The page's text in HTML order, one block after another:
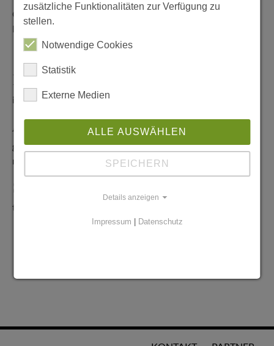
Geschäftszeiten: Montag bis Donnerstag 08:00 bis 18:00;
Freitag 08:00 bis 15:00
Redaktionelle Anfragen
info@stadtglanz.de
Anzeigen-Service
graen@mediaworldgmbh.deoder
meyer@mediaworldgmbh.de
tipps@stadtglanz.de
zusätzliche Funktionalitäten zur Verfügung zu
stellen.
Notwendige Cookies
Statistik
Externe Medien
ALLE AUSWÄHLEN
SPEICHERN
Details anzeigen
Impressum | Datenschutz